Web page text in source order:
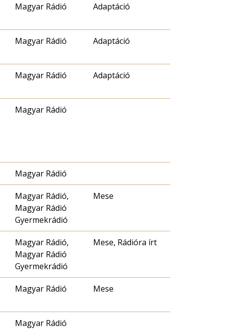
Magyar Rádió Adaptáció
Magyar Rádió Adaptáció
Magyar Rádió Adaptáció
Magyar Rádió
Magyar Rádió
Magyar Rádió,
Magyar Rádió
Gyermekrádió
Mese
Magyar Rádió,
Magyar Rádió
Gyermekrádió
Mese, Rádióra írt
Magyar Rádió Mese
Magyar Rádió